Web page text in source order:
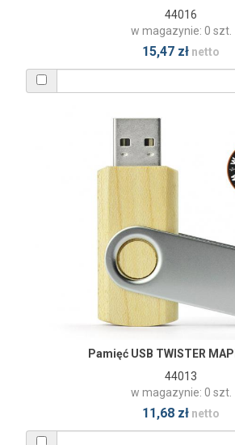
44016
w magazynie: 0 szt.
15,47 zł netto
Pamięć USB TWISTER
44013
w magazynie: 0 szt.
11,68 zł netto